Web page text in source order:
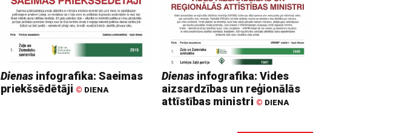
Dienasinfografika: Saeimas
priekšsēdētāji © DIENA
Dienas infografika: Vides
aizsardzības un reģionālās
attīstības ministri © DIENA